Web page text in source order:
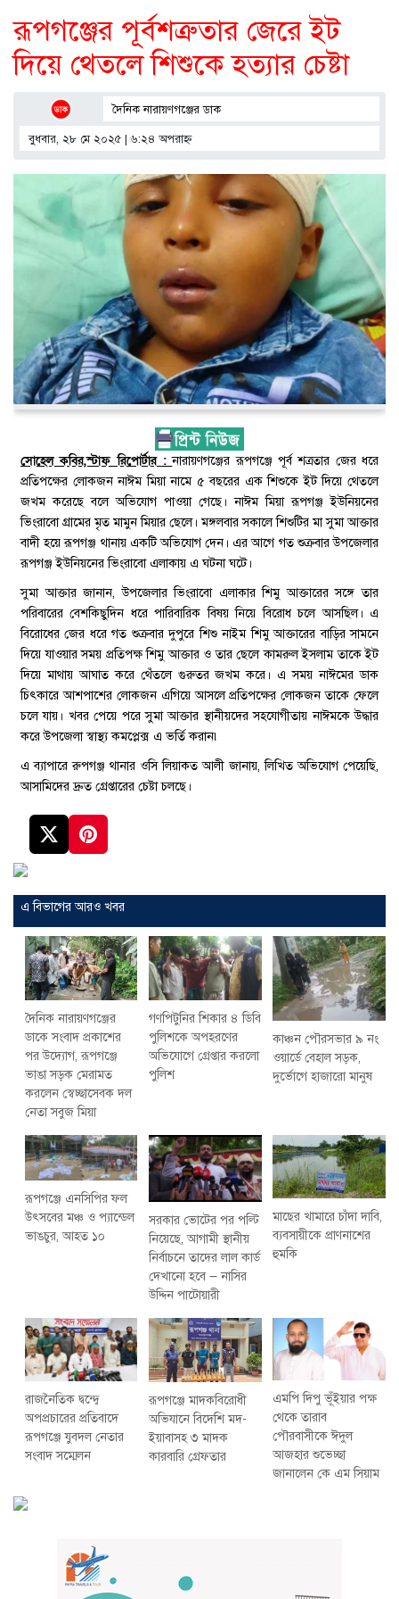
রূপগঞ্জের পূর্বশত্রুতার জেরে ইট
দিয়ে থেতলে শিশুকে হত্যার চেষ্টা
দৈনিক নারায়ণগঞ্জের ডাক
বুধবার, ২৮ মে ২০২৫ | ৬:২৪ অপরাহ্ণ
সোহেল কবির,স্টাফ রিপোর্টার : নারায়ণগঞ্জের রূপগঞ্জে পূর্ব শত্রতার জের ধরে
প্রতিপক্ষের লোকজন নাঈম মিয়া নামে ৫ বছরের এক শিশুকে ইট দিয়ে থেতলে
জখম করেছে বলে অভিযোগ পাওয়া গেছে। নাঈম মিয়া রূপগঞ্জ ইউনিয়নের
ভিংরাবো গ্রামের মৃত মামুন মিয়ার ছেলে। মঙ্গলবার সকালে শিশুটির মা সুমা আক্তার
বাদী হয়ে রূপগঞ্জ থানায় একটি অভিযোগ দেন। এর আগে গত শুক্রবার উপজেলার
রূপগঞ্জ ইউনিয়নের ভিংরাবো এলাকায় এ ঘটনা ঘটে।
সুমা আক্তার জানান, উপজেলার ভিংরাবো এলাকার শিমু আক্তারের সঙ্গে তার
পরিবারের বেশকিছুদিন ধরে পারিবারিক বিষয় নিয়ে বিরোধ চলে আসছিল। এ
বিরোধের জের ধরে গত শুক্রবার দুপুরে শিশু নাইম শিমু আক্তারের বাড়ির সামনে
দিয়ে যাওয়ার সময় প্রতিপক্ষ শিমু আক্তার ও তার ছেলে কামরুল ইসলাম তাকে ইট
দিয়ে মাথায় আঘাত করে থেঁতলে গুরুতর জখম করে। এ সময় নাঈমের ডাক
চিৎকারে আশপাশের লোকজন এগিয়ে আসলে প্রতিপক্ষের লোকজন তাকে ফেলে
চলে যায়। খবর পেয়ে পরে সুমা আক্তার স্থানীয়দের সহযোগীতায় নাঈমকে উদ্ধার
করে উপজেলা স্বাস্থ্য কমপ্লেক্স এ ভর্তি করান৷
এ ব্যাপারে রুপগঞ্জ থানার ওসি লিয়াকত আলী জানায়, লিখিত অভিযোগ পেয়েছি,
আসামিদের দ্রুত গ্রেপ্তারের চেষ্টা চলছে।
এ বিভাগের আরও খবর
দৈনিক নারায়ণগঞ্জের
ডাকে সংবাদ প্রকাশের
পর উদ্যোগ, রূপগঞ্জে
ভাঙা সড়ক মেরামত
করলেন স্বেচ্ছাসেবক দল
নেতা সবুজ মিয়া
গণপিটুনির শিকার ৪ ডিবি
পুলিশকে অপহরণের
অভিযোগে গ্রেপ্তার করলো
পুলিশ
কাঞ্চন পৌরসভার ৯ নং
ওয়ার্ডে বেহাল সড়ক,
দুর্ভোগে হাজারো মানুষ
রূপগঞ্জে এনসিপির ফল
উৎসবের মঞ্চ ও প্যান্ডেল
ভাঙচুর, আহত ১০
সরকার ভোটের পর পল্টি
নিয়েছে, আগামী স্থানীয়
নির্বাচনে তাদের লাল কার্ড
দেখানো হবে — নাসির
উদ্দিন পাটোয়ারী
মাছের খামারে চাঁদা দাবি,
ব্যবসায়ীকে প্রাণনাশের
হুমকি
রাজনৈতিক দ্বন্দ্বে
অপপ্রচারের প্রতিবাদে
‎রূপগঞ্জে যুবদল নেতার
সংবাদ সম্মেলন ‎
রূপগঞ্জে মাদকবিরোধী
অভিযানে বিদেশি মদ-
ইয়াবাসহ ৩ মাদক
কারবারি গ্রেফতার
এমপি দিপু ভূঁইয়ার পক্ষ
থেকে তারাব
পৌরবাসীকে ঈদুল
আজহার শুভেচ্ছা
জানালেন কে এম সিয়াম